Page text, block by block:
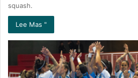
squash.
Lee Mas "